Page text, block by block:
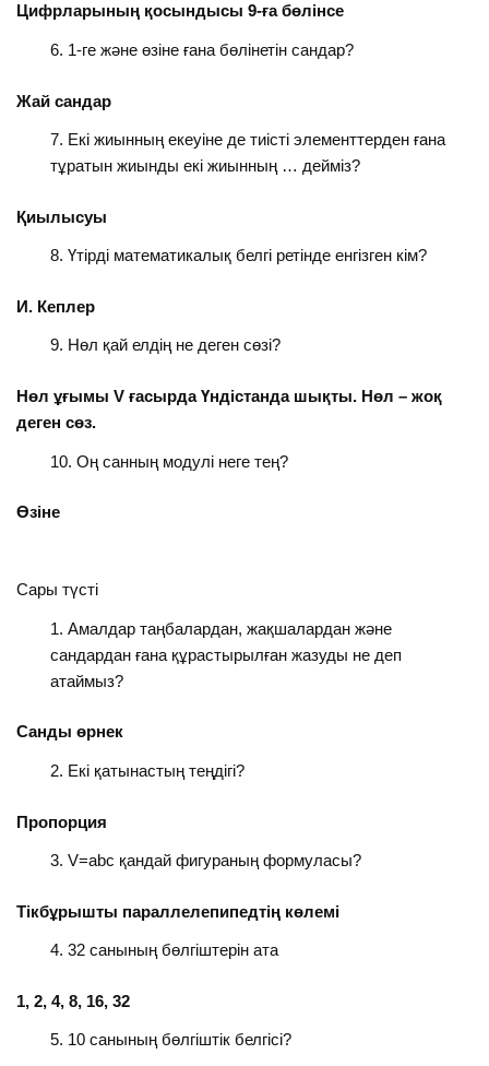
Цифрларының қосындысы 9-ға бөлінсе
1-ге және өзіне ғана бөлінетін сандар?
Жай сандар
Екі жиынның екеуіне де тиісті элементтерден ғана
тұратын жиынды екі жиынның … дейміз?
Қиылысуы
Үтірді математикалық белгі ретінде енгізген кім?
И. Кеплер
Нөл қай елдің не деген сөзі?
Нөл ұғымыV ғасырда Үндістанда шықты. Нөл – жоқ
деген сөз.
Оң санның модулі неге тең?
Өзіне
Сары түсті
Амалдар таңбалардан, жақшалардан және
сандардан ғана құрастырылған жазуды не деп
атаймыз?
Санды өрнек
Екі қатынастың теңдігі?
Пропорция
V=abc қандай фигураның формуласы?
Тікбұрышты параллелепипедтің көлемі
32 санының бөлгіштерін ата
1, 2, 4, 8, 16, 32
10 санының бөлгіштік белгісі?